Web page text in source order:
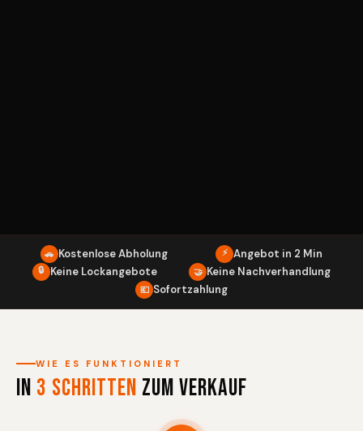
🚗 Kostenlose Abholung ⚡ Angebot in 2 Min
🔒 Keine Lockangebote 🤝 Keine Nachverhandlung
💶 Sofortzahlung
WIE ES FUNKTIONIERT
In 3 Schritten zum Verkauf